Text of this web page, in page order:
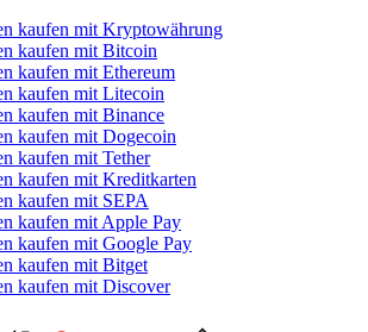
kaufen mit Kryptowährung
kaufen mit Bitcoin
kaufen mit Ethereum
kaufen mit Litecoin
kaufen mit Binance
kaufen mit Dogecoin
kaufen mit Tether
kaufen mit Kreditkarten
kaufen mit SEPA
kaufen mit Apple Pay
kaufen mit Google Pay
kaufen mit Bitget
kaufen mit Discover